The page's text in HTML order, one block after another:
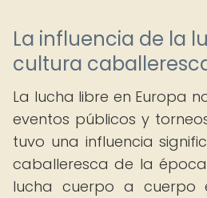
La influencia de la
cultura
La lucha libre en Europa
eventos públicos y
tuvo una influencia
caballeresca de la
lucha cuerpo a cuerpo